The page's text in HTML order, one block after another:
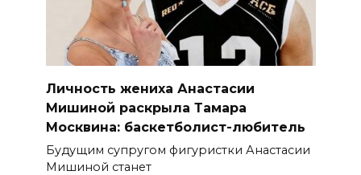
Личность жениха Анастасии
Мишиной раскрыла Тамара
Москвина: баскетболист-любитель
Будущим супругом фигуристки Анастасии
Мишиной станет